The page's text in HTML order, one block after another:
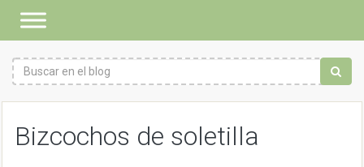
Bizcochos de soletilla